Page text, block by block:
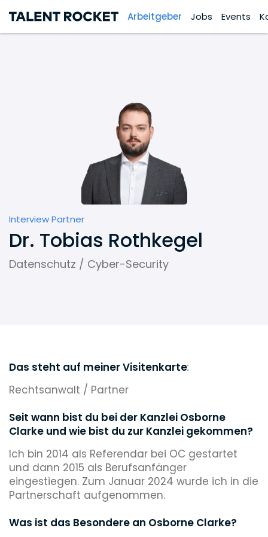
Arbeitgeber Jobs Events
Interview Partner
Dr. Tobias Rothkegel
Datenschutz / Cyber-Security
Das steht auf meiner Visitenkarte:
Rechtsanwalt / Partner
Seit wann bist du bei der Kanzlei Osborne
Clarke und wie bist du zur Kanzlei gekommen?
Ich bin 2014 als Referendar bei OC gestartet
und dann 2015 als Berufsanfänger
eingestiegen. Zum Januar 2024 wurde ich in die
Partnerschaft aufgenommen.
Was ist das Besondere an Osborne Clarke?